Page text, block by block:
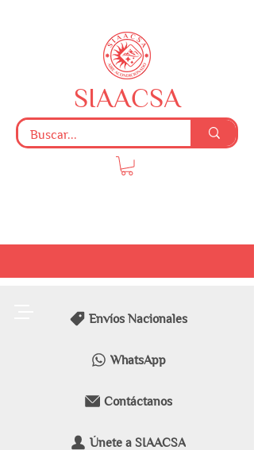
Envíos Nacionales
WhatsApp
Contáctanos
Únete a SIAACSA
SIAACSA